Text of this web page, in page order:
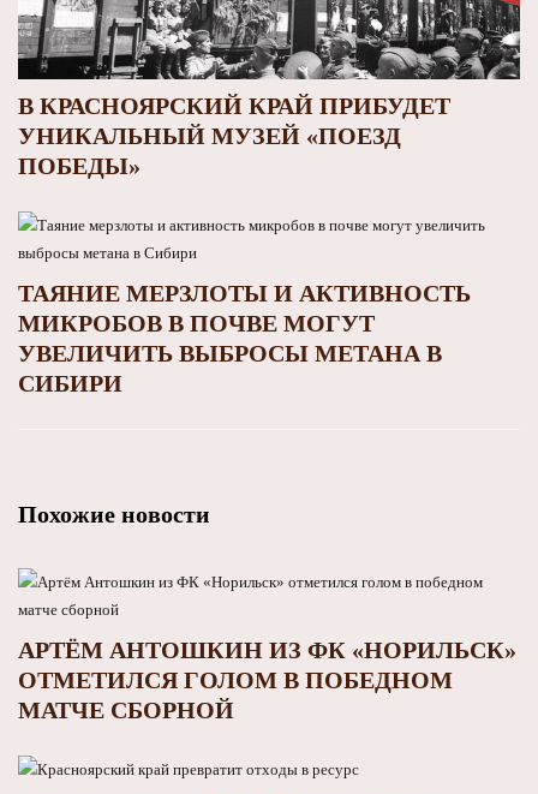
В КРАСНОЯРСКИЙ КРАЙ ПРИБУДЕТ
УНИКАЛЬНЫЙ МУЗЕЙ «ПОЕЗД
ПОБЕДЫ»
ТАЯНИЕ МЕРЗЛОТЫ И АКТИВНОСТЬ
МИКРОБОВ В ПОЧВЕ МОГУТ
УВЕЛИЧИТЬ ВЫБРОСЫ МЕТАНА В
СИБИРИ
Похожие новости
АРТЁМ АНТОШКИН ИЗ ФК «НОРИЛЬСК»
ОТМЕТИЛСЯ ГОЛОМ В ПОБЕДНОМ
МАТЧЕ СБОРНОЙ